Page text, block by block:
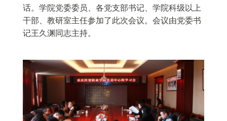
话。学院党委委员、各党支部书记、学院科级以上
干部、教研室主任参加了此次会议。会议由党委书
记王久渊同志主持。